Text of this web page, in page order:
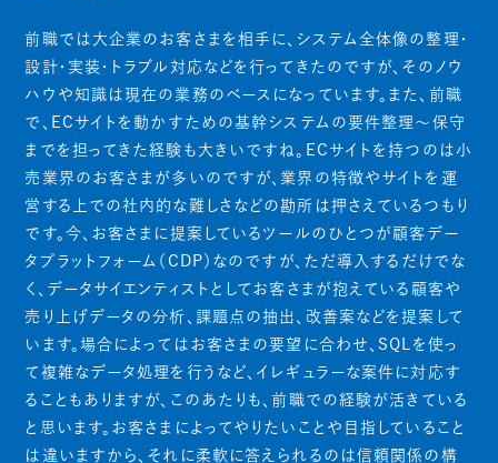
前職では大企業のお客さまを相手に、システム全体像の整理・
設計・実装・トラブル対応などを行ってきたのですが、そのノウ
ハウや知識は現在の業務のベースになっています。また、前職
で、ECサイトを動かすための基幹システムの要件整理～保守
までを担ってきた経験も大きいですね。ECサイトを持つのは小
売業界のお客さまが多いのですが、業界の特徴やサイトを運
営する上での社内的な難しさなどの勘所は押さえているつもり
です。今、お客さまに提案しているツールのひとつが顧客デー
タプラットフォーム（CDP）なのですが、ただ導入するだけでな
く、データサイエンティストとしてお客さまが抱えている顧客や
売り上げデータの分析、課題点の抽出、改善案などを提案して
います。場合によってはお客さまの要望に合わせ、SQLを使っ
て複雑なデータ処理を行うなど、イレギュラーな案件に対応す
ることもありますが、このあたりも、前職での経験が活きている
と思います。お客さまによってやりたいことや目指していること
は違いますから、それに柔軟に答えられるのは信頼関係の構